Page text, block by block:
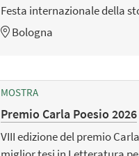
Festa internazionale della
Bologna
MOSTRA
Premio Carla Poesio 2026
VIII edizione del premio